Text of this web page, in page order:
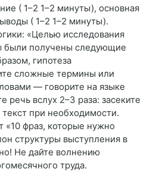
( 1–2 1–2 минуты), основная
( 1–2 1–2 минуты).
«Целью исследования
были получены следующие
гипотеза
сложные термины или
— говорите на языке
речь вслух 2–3 раза: засеките
при необходимости.
«10 фраз, которые нужно
структуры выступления в
Не дайте волнению
труда.